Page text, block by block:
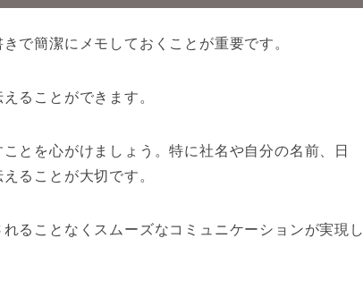
で簡潔にメモしておくことが重要です。
ることができます。
とを心がけましょう。特に社名や自分の名前、日
ることが大切です。
ることなくスムーズなコミュニケーションが実現し